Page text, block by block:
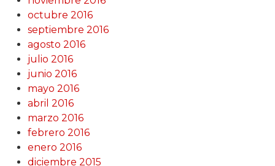
octubre 2016
septiembre 2016
agosto 2016
julio 2016
junio 2016
mayo 2016
abril 2016
marzo 2016
febrero 2016
enero 2016
diciembre 2015